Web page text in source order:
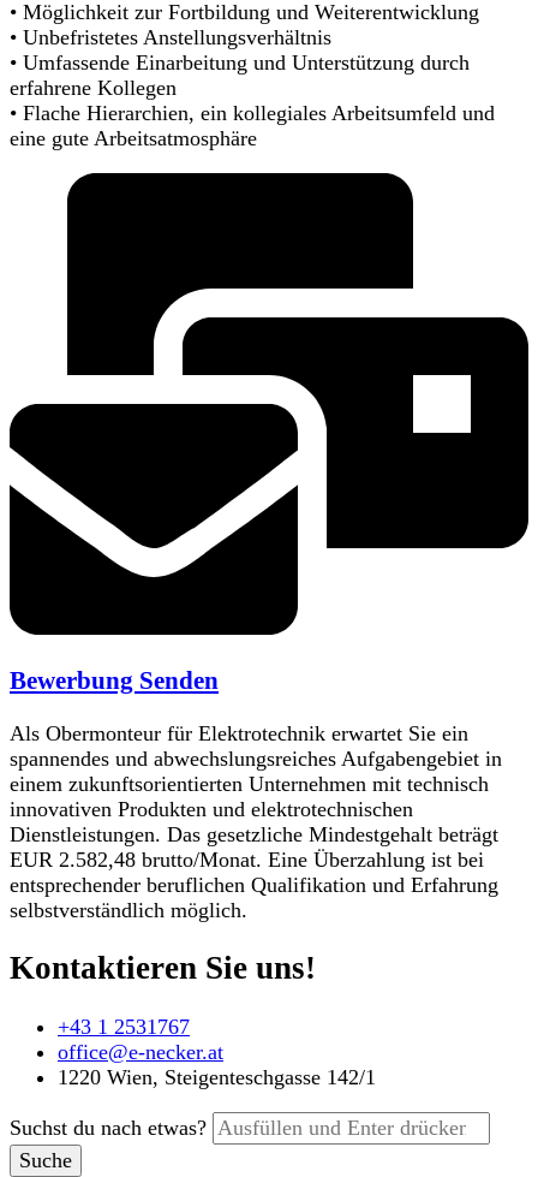
• Möglichkeit zur Fortbildung und Weiterentwicklung
• Unbefristetes Anstellungsverhältnis
• Umfassende Einarbeitung und Unterstützung durch
erfahrene Kollegen
• Flache Hierarchien, ein kollegiales Arbeitsumfeld und
eine gute Arbeitsatmosphäre
Bewerbung Senden
Als Obermonteur für Elektrotechnik erwartet Sie ein
spannendes und abwechslungsreiches Aufgabengebiet in
einem zukunftsorientierten Unternehmen mit technisch
innovativen Produkten und elektrotechnischen
Dienstleistungen. Das gesetzliche Mindestgehalt beträgt
EUR 2.582,48 brutto/Monat. Eine Überzahlung ist bei
entsprechender beruflichen Qualifikation und Erfahrung
selbstverständlich möglich.
Kontaktieren Sie uns!
+43 1 2531767
office@e-necker.at
1220 Wien, Steigenteschgasse 142/1
Suchst du nach etwas?